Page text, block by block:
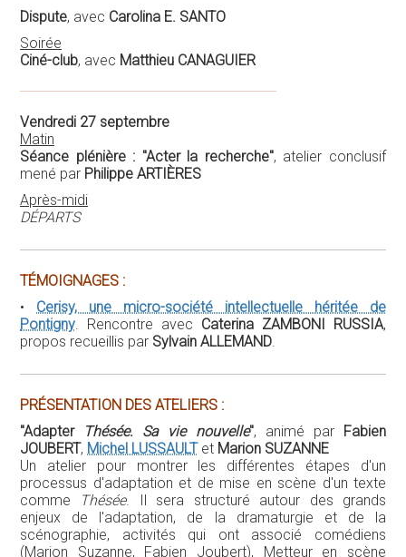
Dispute, avec Carolina E. SANTO
Soirée
Ciné-club, avec Matthieu CANAGUIER
Vendredi 27 septembre
Matin
Séance plénière : "Acter la recherche", atelier conclusif
mené par Philippe ARTIÈRES
Après-midi
DÉPARTS
TÉMOIGNAGES :
• Cerisy, une micro-société intellectuelle héritée de
Pontigny . Rencontre avec Caterina ZAMBONI RUSSIA,
propos recueillis par Sylvain ALLEMAND
PRÉSENTATION DES ATELIERS :
"Adapter
Thésée. Sa vie nouvelle", animé par Fabien
JOUBERT, Michel LUSSAULTet Marion SUZANNE
Un atelier pour montrer les différentes étapes d'un
processus d'adaptation et de mise en scène d'un texte
comme
Thésée. Il sera structuré autour des grands
enjeux de l'adaptation, de la dramaturgie et de la
scénographie, activités qui ont associé comédiens
(Marion Suzanne, Fabien Joubert), Metteur en scène